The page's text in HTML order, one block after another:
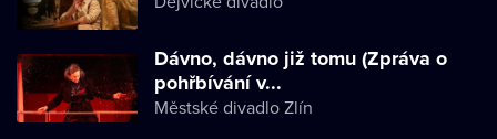
Dávno, dávno již tomu (Zpráva o
pohřbívání v...
Městské divadlo Zlín